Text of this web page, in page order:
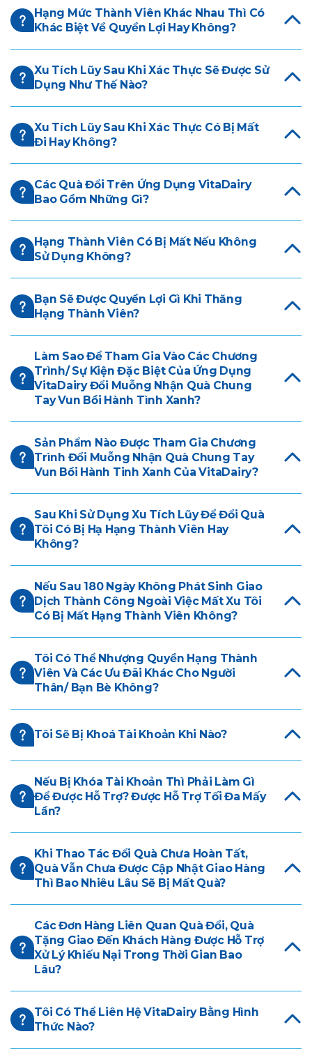
Hạng Mức Thành Viên Khác Nhau Thì Có
Khác Biệt Về Quyền Lợi Hay Không?
Xu Tích Lũy Sau Khi Xác Thực Sẽ Được Sử
Dụng Như Thế Nào?
Xu Tích Lũy Sau Khi Xác Thực Có Bị Mất
Đi Hay Không?
Các Quà Đổi Trên Ứng Dụng VitaDairy
Bao Gồm Những Gì?
Hạng Thành Viên Có Bị Mất Nếu Không
Sử Dụng Không?
Bạn Sẽ Được Quyền Lợi Gì Khi Thăng
Hạng Thành Viên?
Làm Sao Để Tham Gia Vào Các Chương
Trình/ Sự Kiện Đặc Biệt Của Ứng Dụng
VitaDairy Đổi Muỗng Nhận Quà Chung
Tay Vun Bồi Hành Tình Xanh?
Sản Phẩm Nào Được Tham Gia Chương
Trình Đổi Muỗng Nhận Quà Chung Tay
Vun Bồi Hành Tinh Xanh Của VitaDairy?
Sau Khi Sử Dụng Xu Tích Lũy Để Đổi Quà
Tôi Có Bị Hạ Hạng Thành Viên Hay
Không?
Nếu Sau 180 Ngày Không Phát Sinh Giao
Dịch Thành Công Ngoài Việc Mất Xu Tôi
Có Bị Mất Hạng Thành Viên Không?
Tôi Có Thể Nhượng Quyền Hạng Thành
Viên Và Các Ưu Đãi Khác Cho Người
Thân/ Bạn Bè Không?
Tôi Sẽ Bị Khoá Tài Khoản Khi Nào?
Nếu Bị Khóa Tài Khoản Thì Phải Làm Gì
Để Được Hỗ Trợ? Được Hỗ Trợ Tối Đa Mấy
Lần?
Khi Thao Tác Đổi Quà Chưa Hoàn Tất,
Quà Vẫn Chưa Được Cập Nhật Giao Hàng
Thì Bao Nhiêu Lâu Sẽ Bị Mất Quà?
Các Đơn Hàng Liên Quan Quà Đổi, Quà
Tặng Giao Đến Khách Hàng Được Hỗ Trợ
Xử Lý Khiếu Nại Trong Thời Gian Bao
Lâu?
Tôi Có Thể Liên Hệ VitaDairy Bằng Hình
Thức Nào?